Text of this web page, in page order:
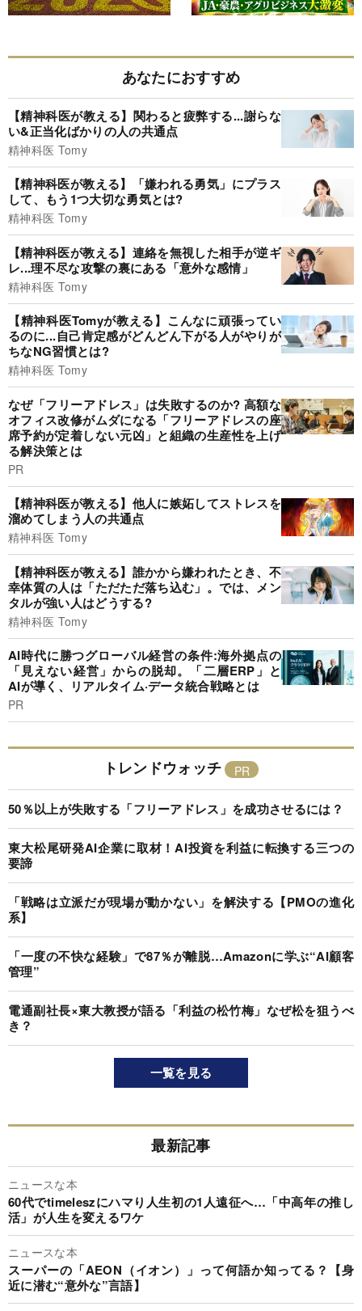
あなたにおすすめ
【精神科医が教える】関わると疲弊する...謝らな
い&正当化ばかりの人の共通点
精神科医 Tomy
【精神科医が教える】「嫌われる勇気」にプラス
して、もう1つ大切な勇気とは?
精神科医 Tomy
【精神科医が教える】連絡を無視した相手が逆ギ
レ...理不尽な攻撃の裏にある「意外な感情」
精神科医 Tomy
【精神科医Tomyが教える】こんなに頑張ってい
るのに...自己肯定感がどんどん下がる人がやりが
ちなNG習慣とは?
精神科医 Tomy
なぜ「フリーアドレス」は失敗するのか? 高額な
オフィス改修がムダになる「フリーアドレスの座
席予約が定着しない元凶」と組織の生産性を上げ
る解決策とは
PR
【精神科医が教える】他人に嫉妬してストレスを
溜めてしまう人の共通点
精神科医 Tomy
【精神科医が教える】誰かから嫌われたとき、不
幸体質の人は「ただただ落ち込む」。では、メン
タルが強い人はどうする?
精神科医 Tomy
AI時代に勝つグローバル経営の条件:海外拠点の
「見えない経営」からの脱却。「二層ERP」と
AIが導く、リアルタイム·データ統合戦略とは
PR
トレンドウォッチ
50％以上が失敗する「フリーアドレス」を成功させるには？
東大松尾研発AI企業に取材！AI投資を利益に転換する三つの
要諦
「戦略は立派だが現場が動かない」を解決する【PMOの進化
系】
「一度の不快な経験」で87％が離脱…Amazonに学ぶ“AI顧客
管理”
電通副社長×東大教授が語る「利益の松竹梅」なぜ松を狙うべ
き？
一覧を見る
最新記事
ニュースな本
60代でtimeleszにハマり人生初の1人遠征へ…「中高年の推し
活」が人生を変えるワケ
ニュースな本
スーパーの「AEON（イオン）」って何語か知ってる？【身
近に潜む“意外な”言語】